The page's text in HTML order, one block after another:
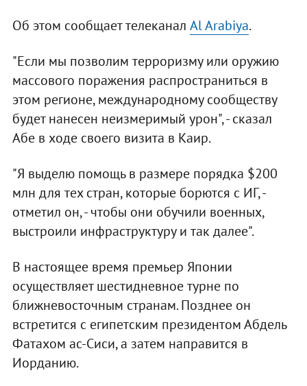
Об этом сообщает телеканал Al Arabiya.
"Если мы позволим терроризму или оружию
массового поражения распространиться в
этом регионе, международному сообществу
будет нанесен неизмеримый урон", - сказал
Абе в ходе своего визита в Каир.
"Я выделю помощь в размере порядка $200
млн для тех стран, которые борются с ИГ, -
отметил он, - чтобы они обучили военных,
выстроили инфраструктуру и так далее".
В настоящее время премьер Японии
осуществляет шестидневное турне по
ближневосточным странам. Позднее он
встретится с египетским президентом Абдель
Фатахом ас-Сиси, а затем направится в
Иорданию.